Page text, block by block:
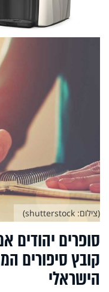
סופרים יהודים
קובץ סיפורים
הישראלי
(צילום: shutterstock)